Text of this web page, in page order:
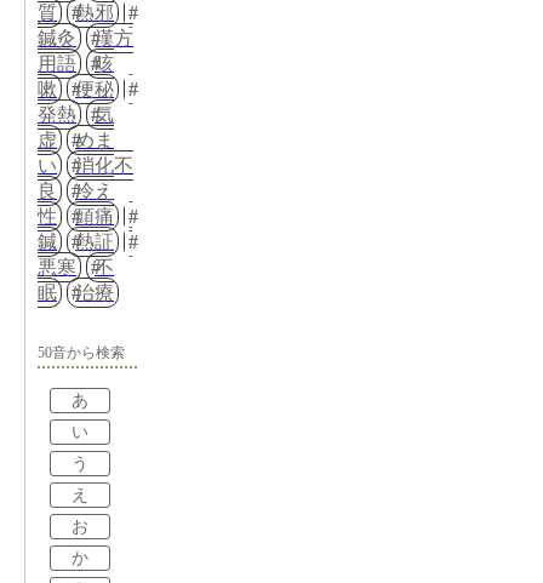
質
熱邪
鍼灸
漢方
用語
咳
嗽
便秘
発熱
気
虚
めま
い
消化不
良
冷え
性
頭痛
鍼
熱証
悪寒
不
眠
治療
50音から検索
あ
い
う
え
お
か